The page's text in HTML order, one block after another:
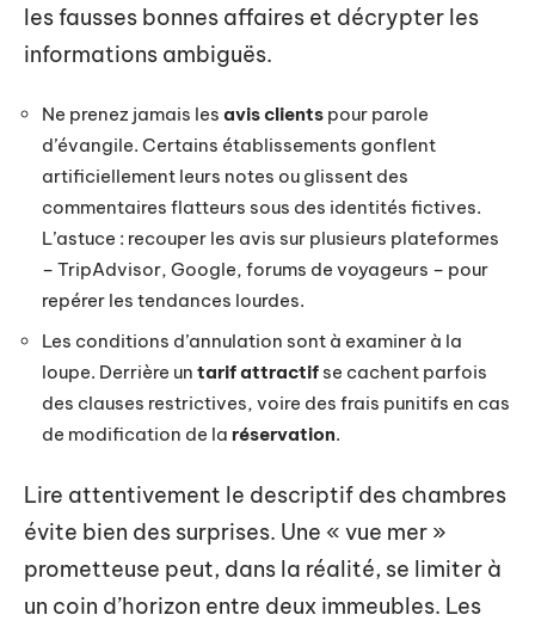
les fausses bonnes affaires et décrypter les
informations ambiguës.
Ne prenez jamais les avis clients pour parole
d’évangile. Certains établissements gonflent
artificiellement leurs notes ou glissent des
commentaires flatteurs sous des identités fictives.
L’astuce : recouper les avis sur plusieurs plateformes
– TripAdvisor, Google, forums de voyageurs – pour
repérer les tendances lourdes.
Les conditions d’annulation sont à examiner à la
loupe. Derrière un tarif attractif se cachent parfois
des clauses restrictives, voire des frais punitifs en cas
de modification de la réservation.
Lire attentivement le descriptif des chambres
évite bien des surprises. Une « vue mer »
prometteuse peut, dans la réalité, se limiter à
un coin d’horizon entre deux immeubles. Les